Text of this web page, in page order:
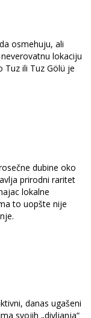
osmehuju, ali
lokaciju
Tuz ili Tuz Gölü je
dubine oko
prirodni raritet
lokalne
to uopšte nije
danas ugašeni
svojih „divljanja“